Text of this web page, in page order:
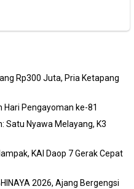
Rp300 Juta, Pria Ketapang
Hari Pengayoman ke-81
Satu Nyawa Melayang, K3
KAI Daop 7 Gerak Cepat
2026, Ajang Bergengsi